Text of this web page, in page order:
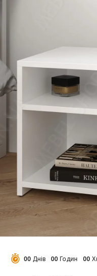
00 Днів 00 Годин 00